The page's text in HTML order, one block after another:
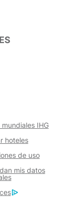
IHG
hoteles
de uso
mis datos